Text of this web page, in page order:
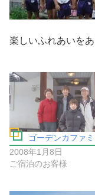
楽しいふれあいを
ゴーデンカファ
2008年1月8日
ご宿泊のお客様